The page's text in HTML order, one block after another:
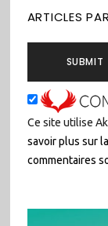
ARTICLES
Ce site utilise
savoir plus sur
commentaires